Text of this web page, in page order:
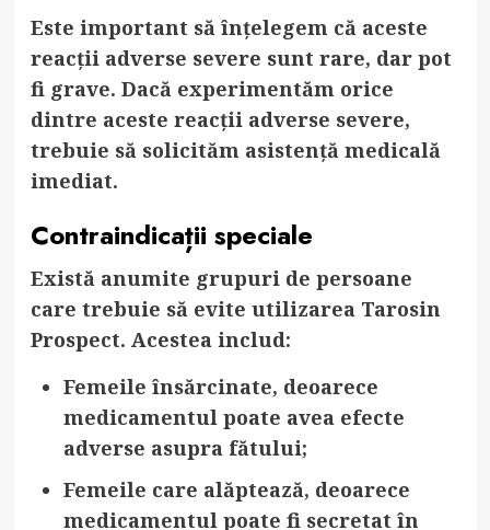
Este important să înțelegem că aceste
reacții adverse severe sunt rare, dar pot
fi grave. Dacă experimentăm orice
dintre aceste reacții adverse severe,
trebuie să solicităm asistență medicală
imediat.
Contraindicații speciale
Există anumite grupuri de persoane
care trebuie să evite utilizarea Tarosin
Prospect. Acestea includ:
Femeile însărcinate, deoarece
medicamentul poate avea efecte
adverse asupra fătului;
Femeile care alăptează, deoarece
medicamentul poate fi secretat în